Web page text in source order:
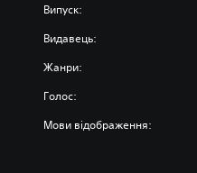
Випуск:
Видавець:
Жанри:
Голос:
Мови відображення: